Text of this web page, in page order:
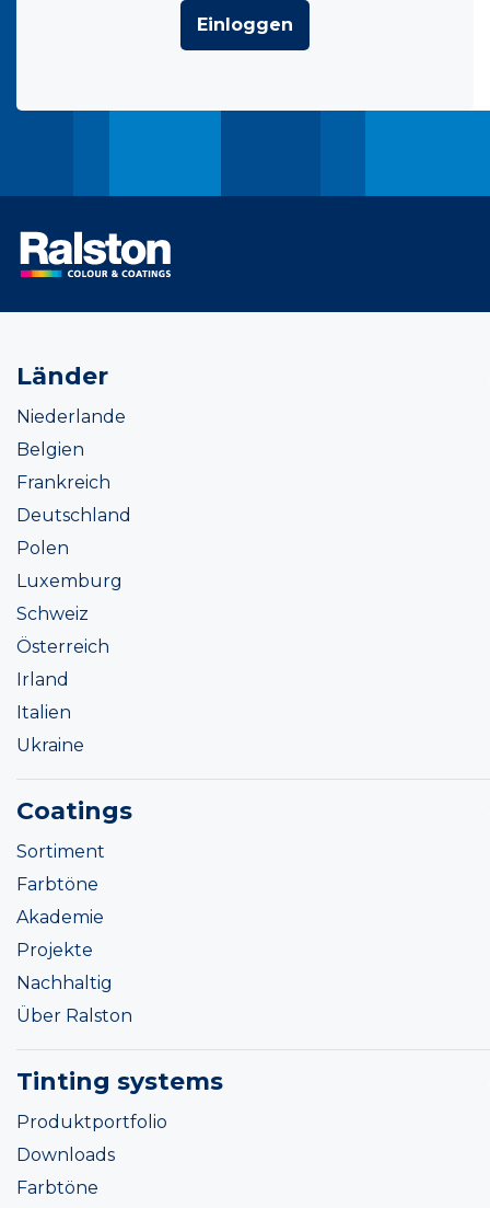
Einloggen
Länder
Niederlande
Belgien
Frankreich
Deutschland
Polen
Luxemburg
Schweiz
Österreich
Irland
Italien
Ukraine
Coatings
Sortiment
Farbtöne
Akademie
Projekte
Nachhaltig
Über Ralston
Tinting systems
Produktportfolio
Downloads
Farbtöne